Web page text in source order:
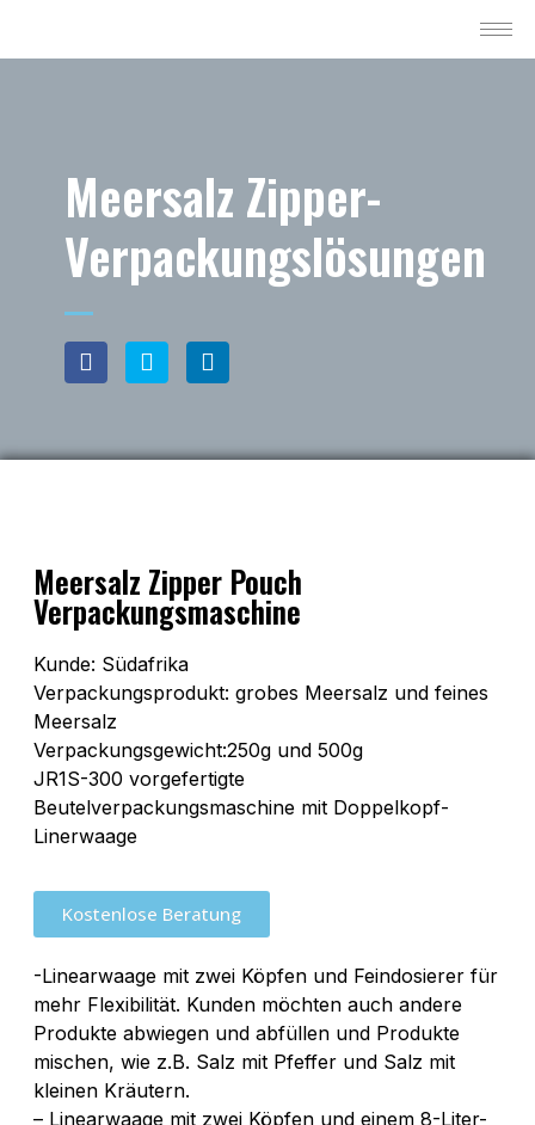
Meersalz Zipper-
Verpackungslösungen
Meersalz Zipper Pouch
Verpackungsmaschine
Kunde: Südafrika
Verpackungsprodukt: grobes Meersalz und feines
Meersalz
Verpackungsgewicht:250g und 500g
JR1S-300 vorgefertigte
Beutelverpackungsmaschine mit Doppelkopf-
Linerwaage
Kostenlose Beratung
-Linearwaage mit zwei Köpfen und Feindosierer für
mehr Flexibilität. Kunden möchten auch andere
Produkte abwiegen und abfüllen und Produkte
mischen, wie z.B. Salz mit Pfeffer und Salz mit
kleinen Kräutern.
– Linearwaage mit zwei Köpfen und einem 8-Liter-